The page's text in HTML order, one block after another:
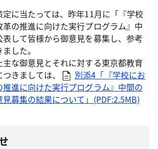
に当たっては、昨年11月に「『学校
の推進に向けた実行プログラム』中
して皆様から御意見を募集し、参考
した。
な御意見とそれに対する東京都教育
きましては、
別添4「『学校にお
進に向けた実行プログラム』中間の
募集の結果について」(PDF:2.5MB)